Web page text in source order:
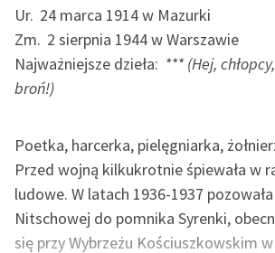
Ur. 24 marca 1914 w Mazurki
Zm. 2 sierpnia 1944 w Warszawie
Najważniejsze dzieła: *** (Hej,
broń!)
Poetka, harcerka, pielęgniarka,
Przed wojną kilkukrotnie śpiewała w
ludowe. W latach 1936-1937
Nitschowej do pomnika Syrenki,
się przy Wybrzeżu Kościuszkowskim